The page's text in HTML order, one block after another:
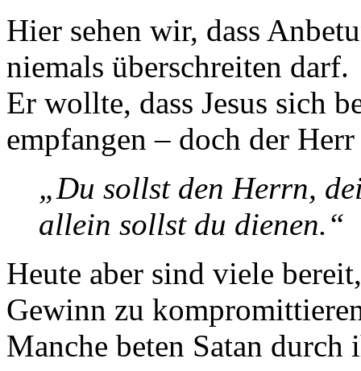
Hier sehen wir, dass
niemals überschreiten darf.
Er wollte, dass Jesus sich
empfangen – doch der
„Du sollst den Herrn,
allein sollst du dienen.“
Heute aber sind viele
Gewinn zu
Manche beten Satan